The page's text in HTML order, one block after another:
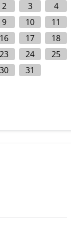
2 3
4
9 10
11
16 17
18
23 24
25
30 31